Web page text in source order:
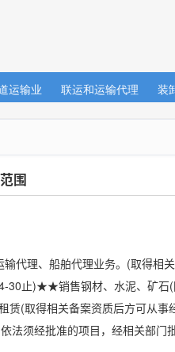
运输业 联运和运输代理 装
围
代理、船舶代理业务。(取得相
30止)★★销售钢材、水泥、矿石
赁(取得相关备案资质后方可从
法须经批准的项目，经相关部